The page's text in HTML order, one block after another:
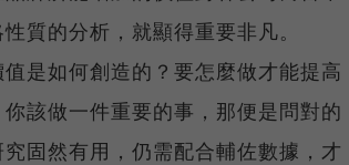
質的分析，就顯得重要非凡。
是如何創造的？要怎麼做才能提高
該做一件重要的事，那便是問對的
固然有用，仍需配合輔佐數據，才